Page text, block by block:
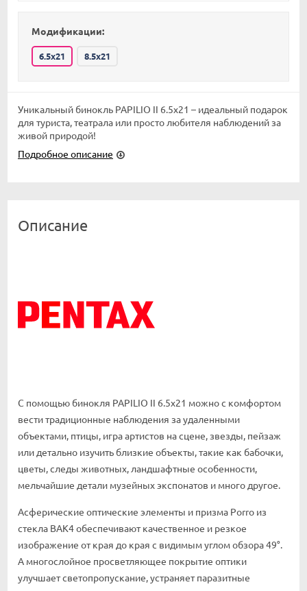
Модификации:
6.5x21 8.5x21
Уникальный бинокль PAPILIO II 6.5x21 – идеальный подарок
для туриста, театрала или просто любителя наблюдений за
живой природой!
Подробное описание
Описание
С помощью бинокля PAPILIO II 6.5x21 можно с комфортом
вести традиционные наблюдения за удаленными
объектами, птицы, игра артистов на сцене, звезды, пейзаж
или детально изучить близкие объекты, такие как бабочки,
цветы, следы животных, ландшафтные особенности,
мельчайшие детали музейных экспонатов и много другое.
Асферические оптические элементы и призма Porro из
стекла BAK4 обеспечивают качественное и резкое
изображение от края до края с видимым углом обзора 49°.
А многослойное просветляющее покрытие оптики
улучшает светопропускание, устраняет паразитные